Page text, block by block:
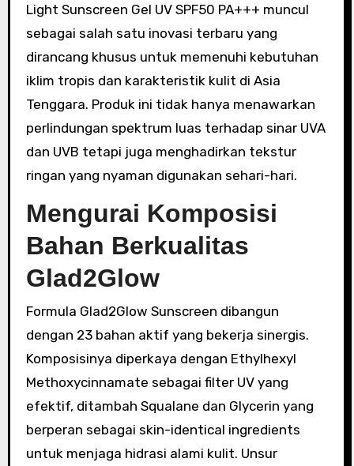
Light Sunscreen Gel UV SPF50 PA+++ muncul
sebagai salah satu inovasi terbaru yang
dirancang khusus untuk memenuhi kebutuhan
iklim tropis dan karakteristik kulit di Asia
Tenggara. Produk ini tidak hanya menawarkan
perlindungan spektrum luas terhadap sinar UVA
dan UVB tetapi juga menghadirkan tekstur
ringan yang nyaman digunakan sehari-hari.
Mengurai Komposisi
Bahan Berkualitas
Glad2Glow
Formula Glad2Glow Sunscreen dibangun
dengan 23 bahan aktif yang bekerja sinergis.
Komposisinya diperkaya dengan Ethylhexyl
Methoxycinnamate sebagai filter UV yang
efektif, ditambah Squalane dan Glycerin yang
berperan sebagai skin-identical ingredients
untuk menjaga hidrasi alami kulit. Unsur